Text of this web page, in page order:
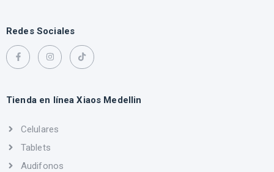
Redes Sociales
Tienda en línea Xiaos Medellin
Celulares
Tablets
Audifonos